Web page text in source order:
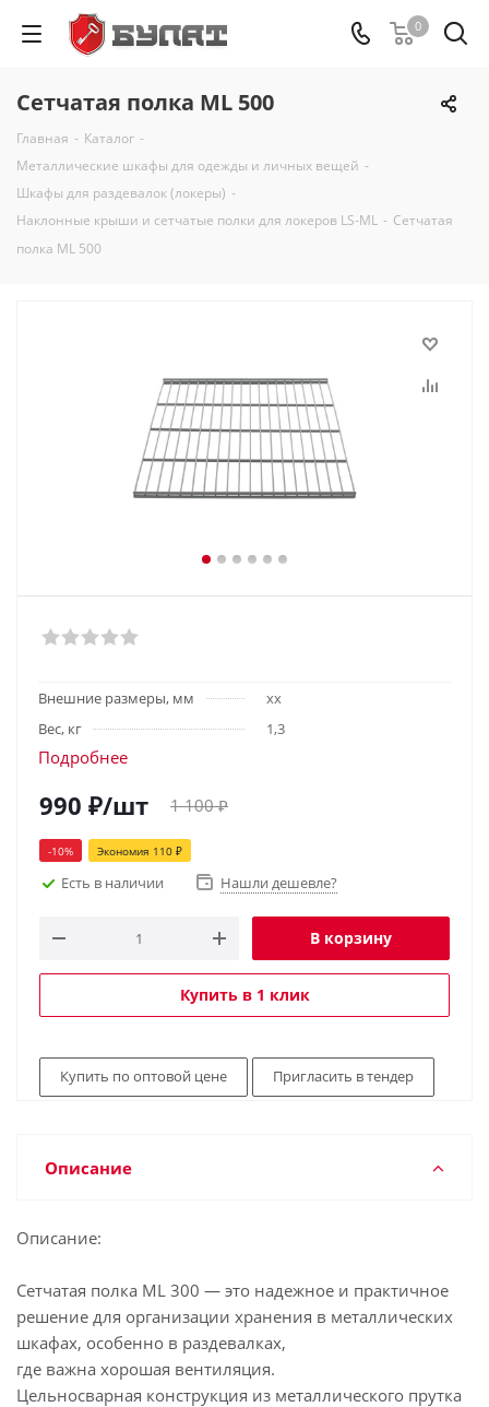
0
Сетчатая полка ML 500
Главная - Каталог -
Металлические шкафы для одежды и личных вещей -
Шкафы для раздевалок (локеры) -
Наклонные крыши и сетчатые полки для локеров LS-ML - Сетчатая
полка ML 500
Внешние размеры, мм
хх
Вес, кг
1,3
Подробнее
990 ₽/шт 1 100₽
-10% Экономия 110 ₽
Есть в наличии Нашли дешевле?
В корзину
Купить в 1 клик
Купить по оптовой цене Пригласить в тендер
Описание
Описание:
Сетчатая полка ML 300 — это надежное и практичное
решение для организации хранения в металлических
шкафах, особенно в раздевалках,
где важна хорошая вентиляция.
Цельносварная конструкция из металлического прутка